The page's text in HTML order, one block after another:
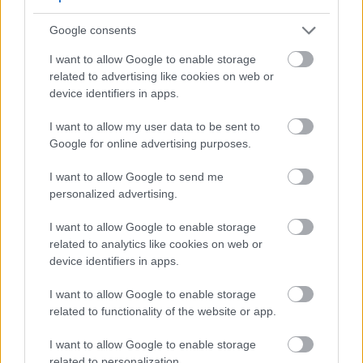
Google consents
I want to allow Google to enable storage
related to advertising like cookies on web or
device identifiers in apps.
I want to allow my user data to be sent to
Google for online advertising purposes.
I want to allow Google to send me
personalized advertising.
I want to allow Google to enable storage
related to analytics like cookies on web or
device identifiers in apps.
I want to allow Google to enable storage
related to functionality of the website or app.
I want to allow Google to enable storage
வயதான எதிர்ப்பு
நன்மைகள்
ராஸ்பெர்ரி உங்கள் சருமத்திற்கு மிகவும்
நல்லது, அதில் உள்ள வைட்டமின் சிக்கு நன்றி.
உதவுகிறது, இது உங்கள் சருமத்தை
மீள்தன்மையுடனும் மென்மையாகவும்
வயதாகும்போது, நம் உடல்கள் குறைவான
கொலாஜனை உற்பத்தி செய்கின்றன, எனவே
முக்கியம்.
ராஸ்பெர்ரிகளில் மன அழுத்தம் மற்றும்
வீக்கத்தை எதிர்த்துப் போராடும்
ஆக்ஸிஜனேற்ற எதிர்ப்பொருட்களும் உள்ளன.
இது உங்கள் சருமத்தை இளமையாகவும்
ஆரோக்கியமாகவும் காட்ட உதவுகிறது.
ராஸ்பெர்ரிகளை அடிக்கடி சாப்பிடுவது உங்கள்
சருமத்தை வலுவாகவும் துடிப்பாகவும் மாற்றும்.